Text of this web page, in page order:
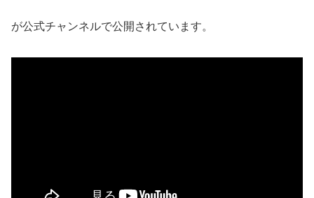
が公式チャンネルで公開されています。